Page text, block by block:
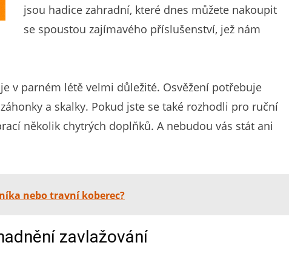
jsou hadice zahradní, které dnes můžete nakoupit
se spoustou zajímavého příslušenství, jež nám
v parném létě velmi důležité. Osvěžení potřebuje
a skalky. Pokud jste se také rozhodli pro ruční
několik chytrých doplňků. A nebudou vás stát ani
nebo travní koberec?
zavlažování